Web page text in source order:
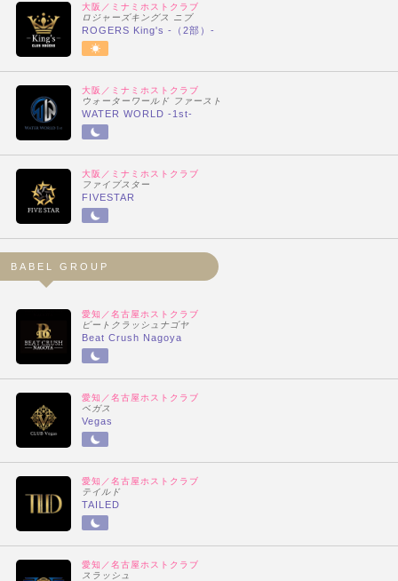
大阪／ミナミホストクラブ
ロジャーズキングス ニブ
ROGERS King's -（2部）-
大阪／ミナミホストクラブ
ウォーターワールド ファースト
WATER WORLD -1st-
大阪／ミナミホストクラブ
ファイブスター
FIVESTAR
BABEL GROUP
愛知／名古屋ホストクラブ
ビートクラッシュナゴヤ
Beat Crush Nagoya
愛知／名古屋ホストクラブ
ベガス
Vegas
愛知／名古屋ホストクラブ
テイルド
TAILED
愛知／名古屋ホストクラブ
スラッシュ